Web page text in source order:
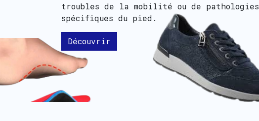
troubles de la mobilité ou de pathologies
spécifiques du pied.
Découvrir